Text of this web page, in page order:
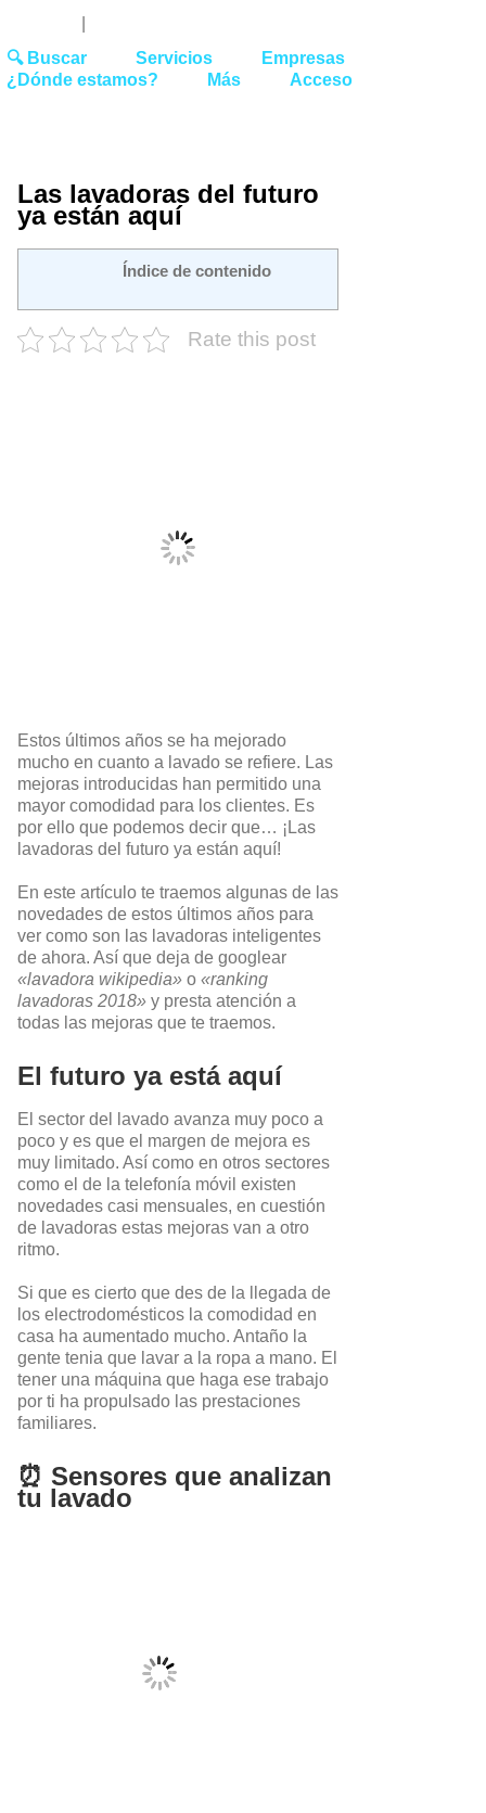
🔍 Buscar Servicios
Empresas
¿Dónde estamos?
Más Acceso
Las lavadoras del futuro
ya están aquí
Índice de contenido
Rate this post
Estos últimos años se ha mejorado
mucho en cuanto a lavado se refiere. Las
mejoras introducidas han permitido una
mayor comodidad para los clientes. Es
por ello que podemos decir que… ¡Las
lavadoras del futuro ya están aquí!
En este artículo te traemos algunas de las
novedades de estos últimos años para
ver como son las lavadoras inteligentes
de ahora. Así que deja de googlear
«lavadora wikipedia» o «ranking
lavadoras 2018» y presta atención a
todas las mejoras que te traemos.
El futuro ya está aquí
El sector del lavado avanza muy poco a
poco y es que el margen de mejora es
muy limitado. Así como en otros sectores
como el de la telefonía móvil existen
novedades casi mensuales, en cuestión
de lavadoras estas mejoras van a otro
ritmo.
Si que es cierto que des de la llegada de
los electrodomésticos la comodidad en
casa ha aumentado mucho. Antaño la
gente tenia que lavar a la ropa a mano. El
tener una máquina que haga ese trabajo
por ti ha propulsado las prestaciones
familiares.
⏰ Sensores que analizan
tu lavado